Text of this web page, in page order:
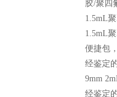
胶/聚四
1.5mL
1.5mL
便捷包
经鉴定
9mm
经鉴定